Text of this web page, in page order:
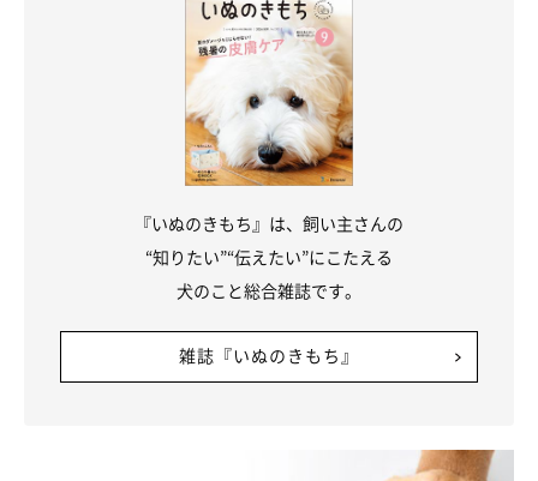
このほかにも「いぬのきもち」2017年2月号『イマドキ健康食
材 犬に与えてOK？NG？』特集では、チアシードやスピルリナ
など、そのほかの話題の食材も判定しています！
『いぬのきもち』は、飼い主さんの
“知りたい”“伝えたい”にこたえる
犬のこと総合雑誌です。
雑誌『いぬのきもち』